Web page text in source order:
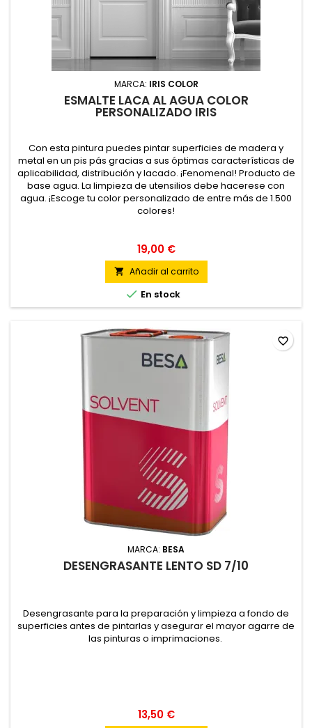
MARCA: IRIS COLOR
ESMALTE LACA AL AGUA COLOR
PERSONALIZADO IRIS
Con esta pintura puedes pintar superficies de madera y
metal en un pis pás gracias a sus óptimas características de
aplicabilidad, distribución y lacado. ¡Fenomenal! Producto de
base agua. La limpieza de utensilios debe hacerese con
agua. ¡Escoge tu color personalizado de entre más de 1.500
colores!
19,00 €
 Añadir al carrito
 En stock
MARCA: BESA
DESENGRASANTE LENTO SD 7/10
Desengrasante para la preparación y limpieza a fondo de
superficies antes de pintarlas y asegurar el mayor agarre de
las pinturas o imprimaciones.
13,50 €
favorite_border